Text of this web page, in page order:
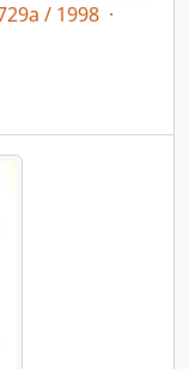
/ 1998 ·